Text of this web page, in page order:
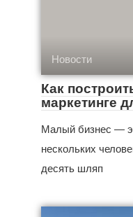
Новости
Как
маркетинге
Малый бизнес —
нескольких
десять шляп